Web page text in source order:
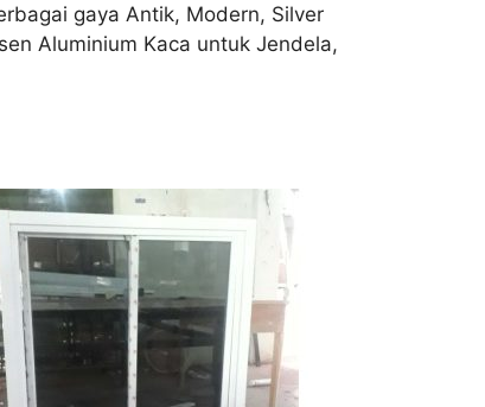
gaya Antik, Modern, Silver
Aluminium Kaca untuk Jendela,